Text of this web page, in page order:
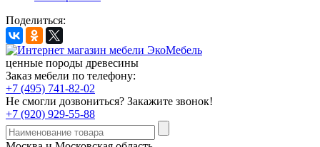
Поделиться:
ценные породы древесины
Заказ мебели по телефону:
+7 (495) 741-82-02
Не смогли дозвониться? Закажите звонок!
+7 (920) 929-55-88